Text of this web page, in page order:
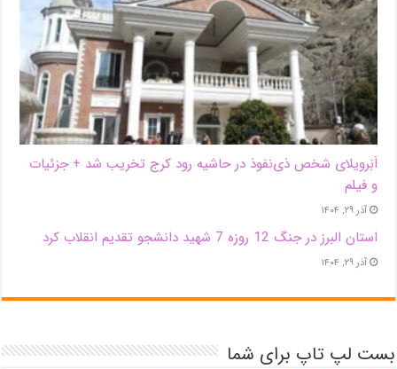
اَبَر‌ویلای شخص ذی‌نفوذ در حاشیه‌ رود کرج تخریب شد + جزئیات
و فیلم
آذر ۲۹, ۱۴۰۴
استان البرز در جنگ 12 روزه 7 شهید دانشجو تقدیم انقلاب کرد
آذر ۲۹, ۱۴۰۴
بست لپ تاپ برای شما